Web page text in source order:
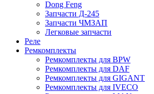
Dong Feng
Запчасти Д-245
Запчасти ЧМЗАП
Легковые запчасти
Реле
Ремкомплекты
Ремкомплекты для BPW
Ремкомплекты для DAF
Ремкомплекты для GIGANT
Ремкомплекты для IVECO